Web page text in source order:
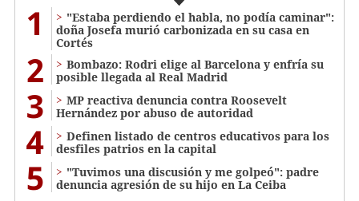
1
"Estaba perdiendo el habla, no podía caminar":
doña Josefa murió carbonizada en su casa en
Cortés
2
Bombazo: Rodri elige al Barcelona y enfría su
posible llegada al Real Madrid
3
MP reactiva denuncia contra Roosevelt
Hernández por abuso de autoridad
4
Definen listado de centros educativos para los
desfiles patrios en la capital
5
"Tuvimos una discusión y me golpeó": padre
denuncia agresión de su hijo en La Ceiba